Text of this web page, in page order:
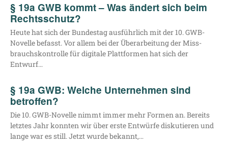
§ 19a GWB kommt – Was ändert sich beim
Rechtsschutz?
Heu­te hat sich der Bun­des­tag aus­führ­lich mit der 10. GWB-
Novel­­le befasst. Vor allem bei der Über­ar­bei­tung der Miss­
brauchs­kon­trol­le für digi­ta­le Platt­for­men hat sich der
Entwurf…
§ 19a GWB: Welche Unternehmen sind
betroffen?
Die 10. GWB-Novel­­le nimmt immer mehr For­men an. Bereits
letz­tes Jahr konn­ten wir über ers­te Ent­wür­fe dis­ku­tie­ren und
lan­ge war es still. Jetzt wur­de bekannt,…